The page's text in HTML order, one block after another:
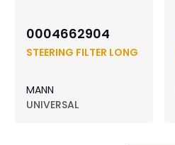
0004662904
STEERING FILTER LONG
MANN
UNIVERSAL